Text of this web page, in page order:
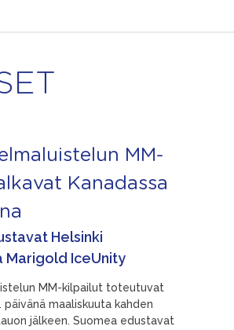
MM-
Kanadassa
Helsinki
Marigold IceUnity
MM-kilpailut toteutuvat
päivänä maaliskuuta kahden
jälkeen. Suomea edustavat